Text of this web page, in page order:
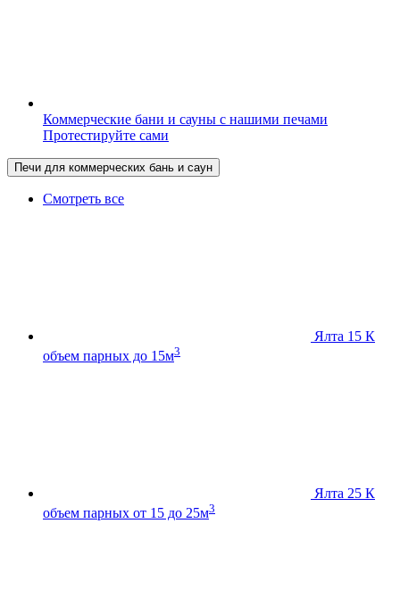
Коммерческие бани и сауны с нашими печами
Протестируйте сами
Печи для коммерческих бань и саун
Смотреть все
Ялта 15 К
объем парных до 15м3
Ялта 25 К
объем парных от 15 до 25м3